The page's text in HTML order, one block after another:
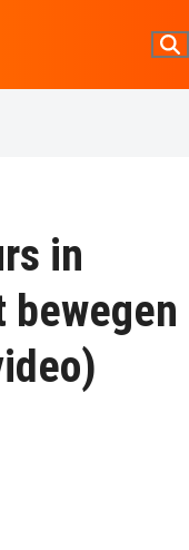
in
bewegen